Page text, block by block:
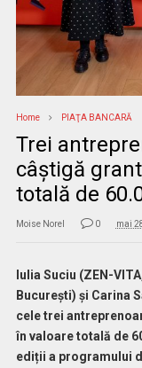
Home PIAŢA BANCARĂ
Trei
câștigă
totală de
Moise Norel 0 mai
Iulia Suciu (ZEN-
București) și Carina
cele trei
în valoare totală de
ediții a programului